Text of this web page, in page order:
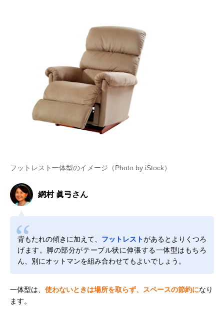
フットレスト一体型のイメージ（Photo by iStock）
網村 眞弓さん
背もたれの傾きに加えて、 フットレストがあるとよりくつろ
げます。脚の部分がテーブル状に伸張する一体型はもちろ
ん、別にオットマンを組み合わせてもよいでしょう。
一体型は、 使わないときは場所を取らず、スペースの節約になり
ます。